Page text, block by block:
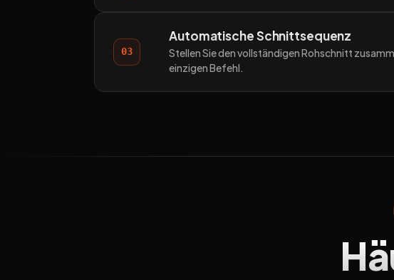
03
Automatische Schnittsequenz
Stellen Sie den vollständigen Rohschnitt
einzigen Befehl.